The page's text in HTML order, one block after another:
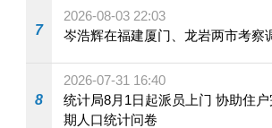
7
2026-08-03 22:03
岑浩辉在福建厦门、龙岩两市考察
8
2026-07-31 16:40
统计局8月1日起派员上门 协助住户完成2026 中
期人口统计问卷